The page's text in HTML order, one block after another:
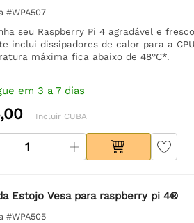
#WPA507
seu Raspberry Pi 4 agradável e
inclui dissipadores de calor para a
máxima fica abaixo de 48°C*.
em 3 a 7 dias
Incluir CUBA
Estojo Vesa para raspberry pi 4®
#WPA505